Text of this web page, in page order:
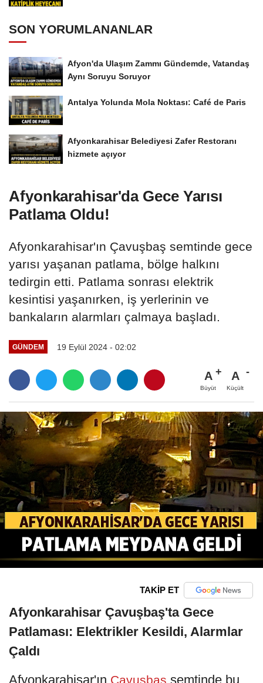
SON YORUMLANANLAR
Afyon'da Ulaşım Zammı Gündemde, Vatandaş
Aynı Soruyu Soruyor
Antalya Yolunda Mola Noktası: Café de Paris
Afyonkarahisar Belediyesi Zafer Restoranı
hizmete açıyor
Afyonkarahisar'da Gece Yarısı
Patlama Oldu!
Afyonkarahisar'ın Çavuşbaş semtinde gece
yarısı yaşanan patlama, bölge halkını
tedirgin etti. Patlama sonrası elektrik
kesintisi yaşanırken, iş yerlerinin ve
bankaların alarmları çalmaya başladı.
GÜNDEM 19 Eylül 2024 - 02:02
A
Büyüt
A
Küçült
TAKİP ET
Afyonkarahisar Çavuşbaş'ta Gece
Patlaması: Elektrikler Kesildi, Alarmlar
Çaldı
Afyonkarahisar'ın Çavuşbaş semtinde bu